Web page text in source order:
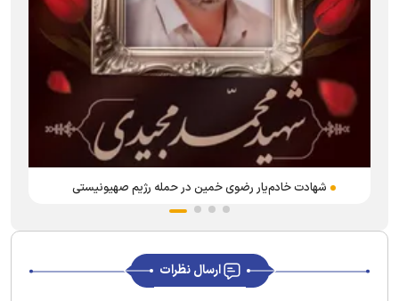
شهادت خادم‌یار رضوی خمین در حمله رژیم صهیونیستی
ارسال نظرات